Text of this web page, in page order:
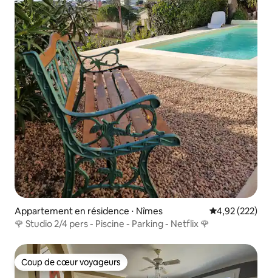
Appartement en résidence ⋅ Nîmes Évaluation
4,92 (222)
🌹 Studio 2/4 pers - Piscine - Parking - Netflix 🌹
Coup de cœur voyageurs
Coup de cœur voyageurs